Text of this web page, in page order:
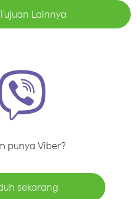
Lainnya
punya Viber?
sekarang